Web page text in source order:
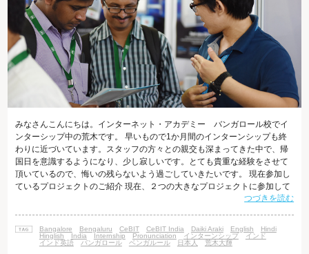
みなさんこんにちは。インターネット・アカデミー バンガロール校でイ
ンターシップ中の荒木です。 早いもので1か月間のインターンシップも終
わりに近づいています。スタッフの方々との親交も深まってきた中で、帰
国日を意識するようになり、少し寂しいです。とても貴重な経験をさせて
頂いているので、悔いの残らないよう過ごしていきたいです。 現在参加し
ているプロジェクトのご紹介 現在、２つの大きなプロジェクトに参加して
います。その中で主な仕事内容としてはWebサイト公開前テストやHTML
います。私が行っているテストとは、プログラムを実行し、Photoshopで
作成したPSDファイル通り正しく表示されているか、クライアントが求め
ている品質に到達
つづきを読む
Bangalore Bengaluru CeBIT CeBIT India Daiki Araki English
Hindi
Hinglish
India Internship Pronunciation インターンシップ
インド
インド英語
バンガロール ベンガルール 日本人 荒木大輝